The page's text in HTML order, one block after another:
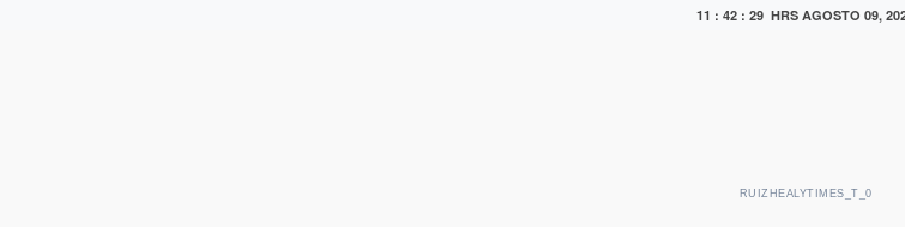
11 : 42 : 31 HRS AGOSTO 09,
RUIZHEALYTIMES_T_0